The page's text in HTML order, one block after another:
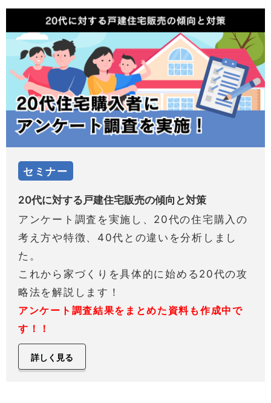
セミナー
20代に対する戸建住宅販売の傾向と対策
アンケート調査を実施し、20代の住宅購入の
考え方や特徴、40代との違いを分析しまし
た。
これから家づくりを具体的に始める20代の攻
略法を解説します！
アンケート調査結果をまとめた資料も作成中で
す！！
詳しく見る